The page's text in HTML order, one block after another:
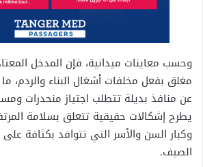
وحسب معاينات ميدانية، فإن المدخل
مغلق بفعل مخلفات أشغال البناء والردم، ما
عن منافذ بديلة تتطلب اجتياز منحدرات
يطرح إشكالات حقيقية تتعلق بسلامة
وكبار السن والأسر التي تتوافد بكثافة
الصيف.